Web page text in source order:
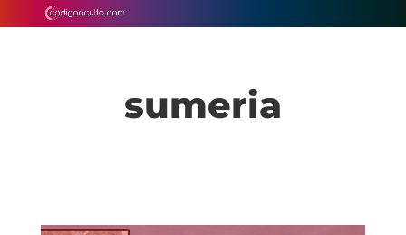
sumeria